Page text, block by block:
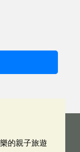
的親子旅遊